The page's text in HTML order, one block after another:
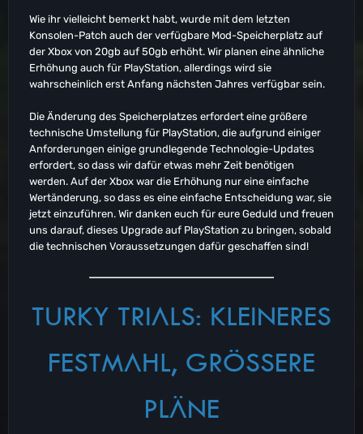
Wie ihr vielleicht bemerkt habt, wurde mit dem letzten
Konsolen-Patch auch der verfügbare Mod-Speicherplatz auf
der Xbox von 20gb auf 50gb erhöht. Wir planen eine ähnliche
Erhöhung auch für PlayStation, allerdings wird sie
wahrscheinlich erst Anfang nächsten Jahres verfügbar sein.
Die Änderung des Speicherplatzes erfordert eine größere
technische Umstellung für PlayStation, die aufgrund einiger
Anforderungen einige grundlegende Technologie-Updates
erfordert, so dass wir dafür etwas mehr Zeit benötigen
werden. Auf der Xbox war die Erhöhung nur eine einfache
Wertänderung, so dass es eine einfache Entscheidung war, sie
jetzt einzuführen. Wir danken euch für eure Geduld und freuen
uns darauf, dieses Upgrade auf PlayStation zu bringen, sobald
die technischen Voraussetzungen dafür geschaffen sind!
TURKY TRIALS: KLEINERES
FESTMAHL, GRÖSSERE P
LÄNE